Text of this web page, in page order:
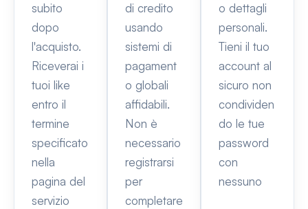
subito
dopo
l'acquisto.
Riceverai i
tuoi like
entro il
termine
specificato
nella
pagina del
servizio
di credito
usando
sistemi di
pagament
o globali
affidabili.
Non è
necessario
registrarsi
per
completare
o dettagli
personali.
Tieni il tuo
account al
sicuro non
condividen
do le tue
password
con
nessuno